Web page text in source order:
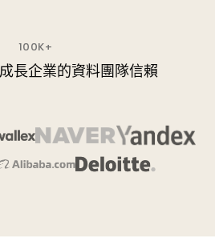
100K+
長企業的資料團隊信賴